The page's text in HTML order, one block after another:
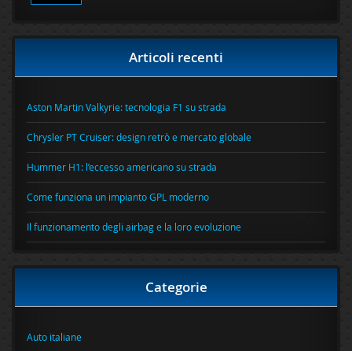
Articoli recenti
Aston Martin Valkyrie: tecnologia F1 su strada
Chrysler PT Cruiser: design retrò e mercato globale
Hummer H1: l’eccesso americano su strada
Come funziona un impianto GPL moderno
Il funzionamento degli airbag e la loro evoluzione
Categorie
Auto italiane